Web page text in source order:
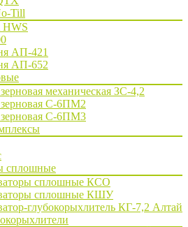
Till
HWS
АП-421
АП-652
механическая ЗС-4,2
C-6ПМ2
зерновая С-6ПМ3
сплошные
сплошные КСО
сплошные КШУ
глубокорыхлитель КГ-7,2 Алтай